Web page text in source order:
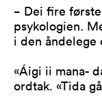
− Dei fire
psykologien.
i den åndelege
«Áigi ii mana-
ordtak. «Tida